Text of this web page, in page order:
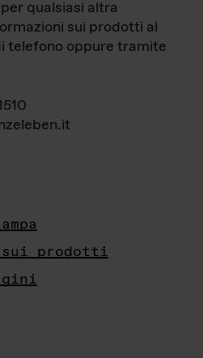
qualsiasi altra
sui prodotti al
telefono oppure tramite
sui prodotti